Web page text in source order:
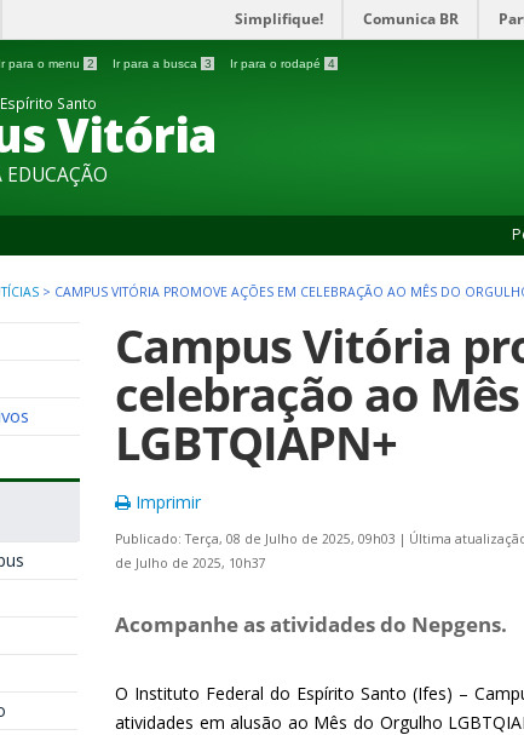
Simplifique! Comunica BR
Ir para o menu 2 Ir para a busca 3 Ir para o rodapé 4
Santo
Vitória
> CAMPUS VITÓRIA PROMOVE AÇÕES EM CELEBRAÇÃO AO MÊS DO
Campus Vitória
celebração ao
LGBTQIAPN+
Imprimir
Publicado: Terça, 08 de Julho de 2025, 09h03 | Última
de Julho de 2025, 10h37
Acompanhe as atividades do Nepgens.
O Instituto Federal do Espírito Santo (Ifes) –
atividades em alusão ao Mês do Orgulho